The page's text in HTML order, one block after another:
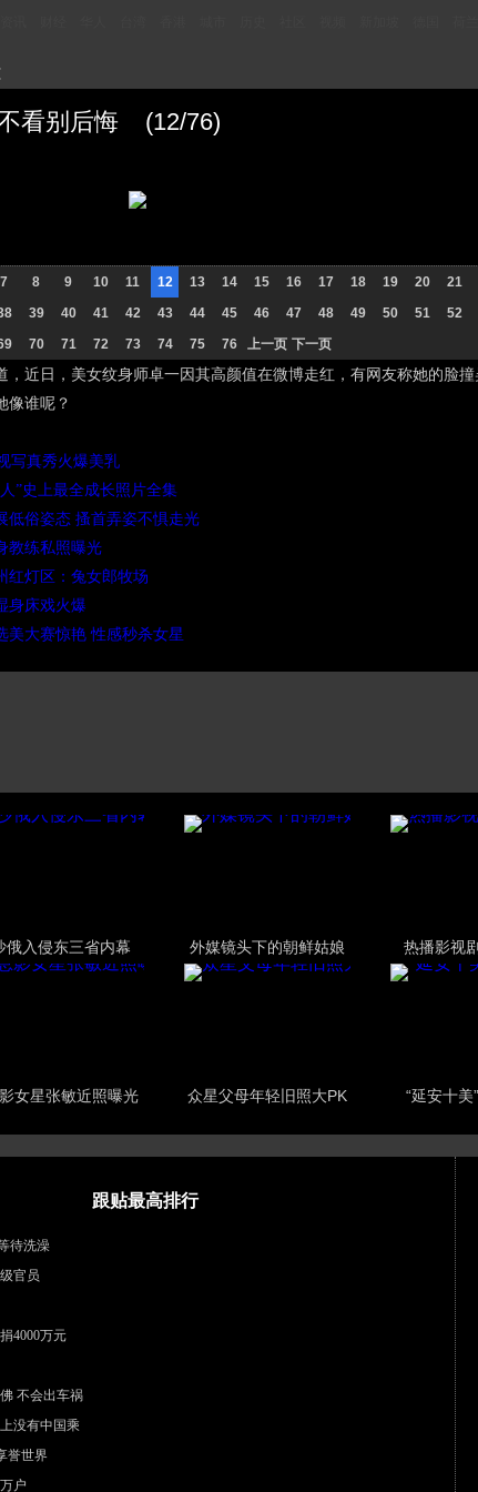
看别后悔 (12/76)
7 8 9 10 11 12 13 14 15 16 17 18 19 20 21
39 40 41 42 43 44 45 46 47 48 49 50 51 52
70 71 72 73 74 75 76 上一页 下一页
，近日，美女纹身师卓一因其高颜值在微博走红，有网友称她的脸
像谁呢？
写真秀火爆美乳
”史上最全成长照片全集
低俗姿态 搔首弄姿不惧走光
教练私照曝光
红灯区：兔女郎牧场
身床戏火爆
美大赛惊艳 性感秒杀女星
俄入侵东三省内幕 外媒镜头下的朝鲜姑娘 热播影视
女星张敏近照曝光 众星父母年轻旧照大PK “延安十美
跟贴最高排行
待洗澡
官员
4000万元
不会出车祸
没有中国乘
誉世界
户